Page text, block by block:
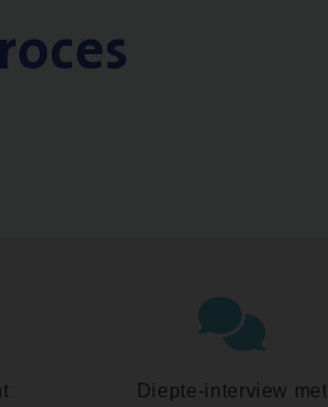
Diepte-interview met